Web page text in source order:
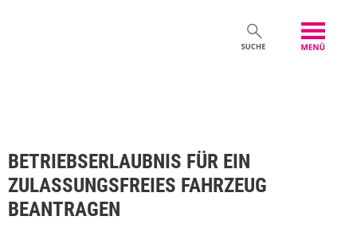
BETRIEBSERLAUBNIS FÜR EIN
ZULASSUNGSFREIES FAHRZEUG
BEANTRAGEN